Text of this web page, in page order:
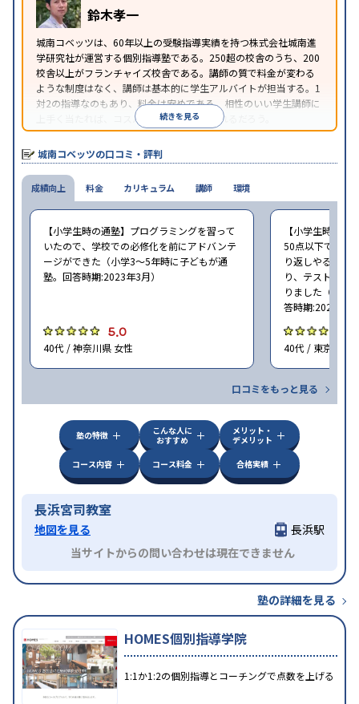
※2023年3月調査。小学校高学年の個別指導塾アンケート調査方法
鈴木孝一
城南コベッツは、60年以上の受験指導実績を持つ株式会社城南進
学研究社が運営する個別指導塾である。250超の校舎のうち、200
校舎以上がフランチャイズ校舎である。講師の質で料金が変わる
ような制度はなく、講師は基本的に学生アルバイトが担当する。1
対2の指導なのもあり、料金は安めである。相性のいい学生講師に
上手く当たれば、コスパよく成績を上げられるだろう。
続きを見る
城南コベッツの口コミ・評判
成績向上
【小学生時の通塾】プログラミングを習って
いたので、学校での必修化を前にアドバンテ
ージができた（小学3〜5年時に子どもが通
塾。回答時期:2023年3月）
5.0
40代 / 神奈川県 女性
【小学生時の通
50点以下でした
り返しやること
り、テストの点
りました（小学
答時期:2023年3
40代 / 東京都 女
口コミをもっと見る
料金 カリキュラム 講師 環境
塾の特徴
こんな人に
おすすめ
メリット・
デメリット
コース内容
コース料金 合格実績
長浜宮司教室
地図を見る
長浜駅
当サイトからの問い合わせは現在できません
塾の詳細を見る
HOMES個別指導学院
1:1か1:2の個別指導とコーチングで点数を上げる